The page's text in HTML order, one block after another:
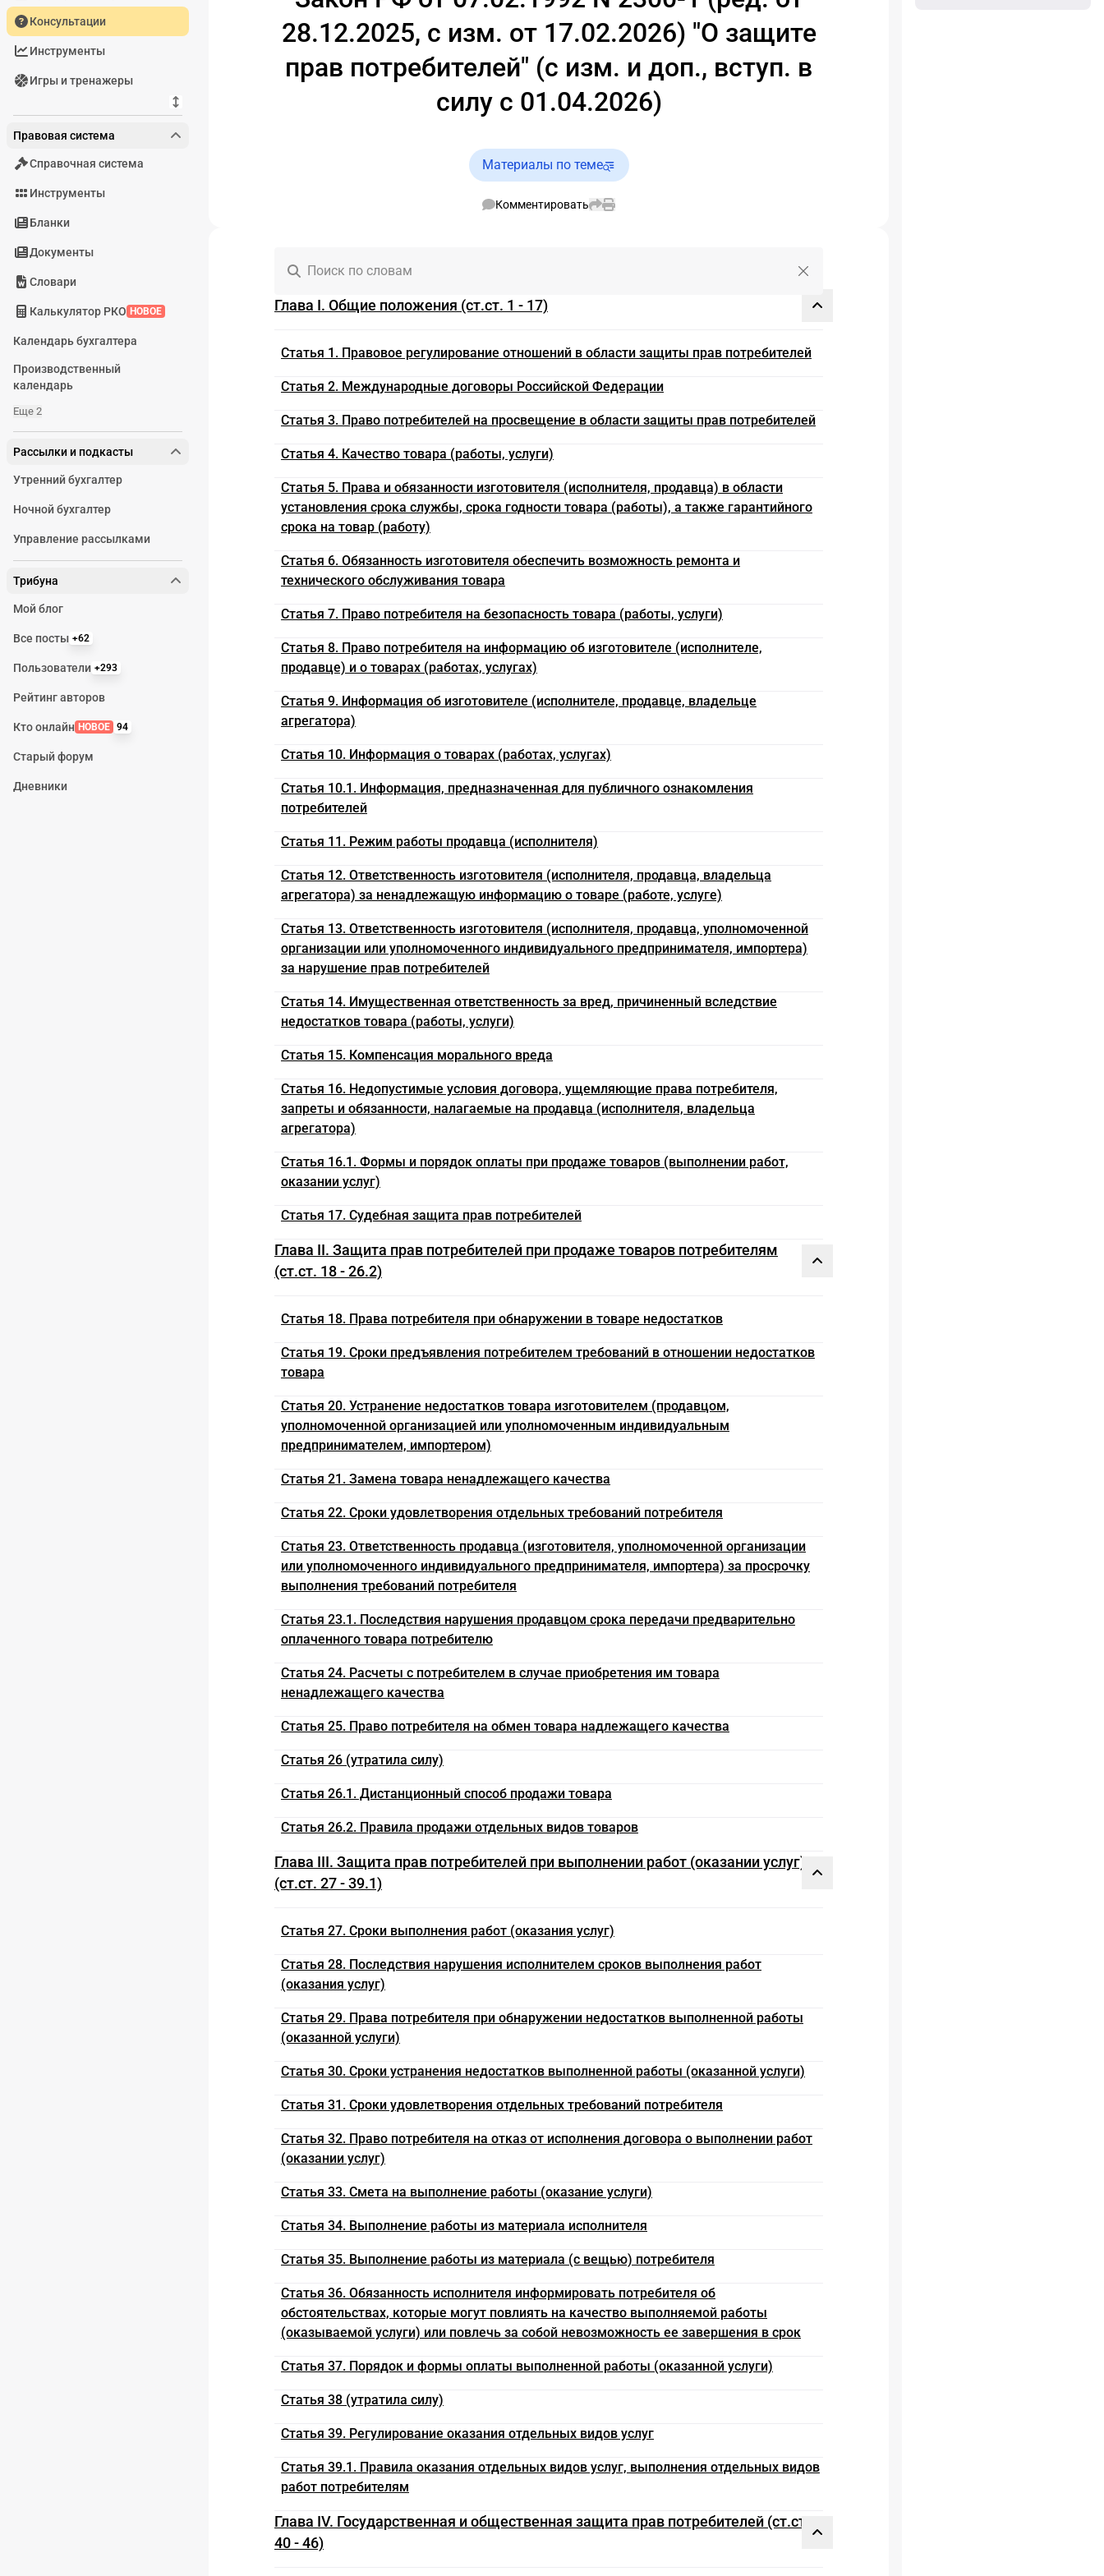
Консультации
Инструменты
Игры и тренажеры
Правовая система
Справочная система
Инструменты
Бланки
Документы
Словари
Калькулятор РКО НОВОЕ
Календарь бухгалтера
Производственный
календарь
Еще 2
Рассылки и подкасты
Утренний бухгалтер
Ночной бухгалтер
Управление рассылками
Трибуна
Мой блог
Все посты +62
Пользователи +293
Рейтинг авторов
Кто онлайн НОВОЕ 94
Старый форум
Дневники
28.12.2025, с изм. от 17.02.2026) "О защите
прав потребителей" (с изм. и доп., вступ. в
силу с 01.04.2026)
Материалы по теме
Комментировать
Поиск по словам
Очистить поле ввода
Глава I. Общие положения (ст.ст. 1 - 17)
Статья 1. Правовое регулирование отношений в области защиты прав потребителей
Статья 2. Международные договоры Российской Федерации
Статья 3. Право потребителей на просвещение в области защиты прав потребителей
Статья 4. Качество товара (работы, услуги)
Статья 5. Права и обязанности изготовителя (исполнителя, продавца) в области
установления срока службы, срока годности товара (работы), а также гарантийного
срока на товар (работу)
Статья 6. Обязанность изготовителя обеспечить возможность ремонта и
технического обслуживания товара
Статья 7. Право потребителя на безопасность товара (работы, услуги)
Статья 8. Право потребителя на информацию об изготовителе (исполнителе,
продавце) и о товарах (работах, услугах)
Статья 9. Информация об изготовителе (исполнителе, продавце, владельце
агрегатора)
Статья 10. Информация о товарах (работах, услугах)
Статья 10.1. Информация, предназначенная для публичного ознакомления
потребителей
Статья 11. Режим работы продавца (исполнителя)
Статья 12. Ответственность изготовителя (исполнителя, продавца, владельца
агрегатора) за ненадлежащую информацию о товаре (работе, услуге)
Статья 13. Ответственность изготовителя (исполнителя, продавца, уполномоченной
организации или уполномоченного индивидуального предпринимателя, импортера)
за нарушение прав потребителей
Статья 14. Имущественная ответственность за вред, причиненный вследствие
недостатков товара (работы, услуги)
Статья 15. Компенсация морального вреда
Статья 16. Недопустимые условия договора, ущемляющие права потребителя,
запреты и обязанности, налагаемые на продавца (исполнителя, владельца
агрегатора)
Статья 16.1. Формы и порядок оплаты при продаже товаров (выполнении работ,
оказании услуг)
Статья 17. Судебная защита прав потребителей
Глава II. Защита прав потребителей при продаже товаров потребителям
(ст.ст. 18 - 26.2)
Статья 18. Права потребителя при обнаружении в товаре недостатков
Статья 19. Сроки предъявления потребителем требований в отношении недостатков
товара
Статья 20. Устранение недостатков товара изготовителем (продавцом,
уполномоченной организацией или уполномоченным индивидуальным
предпринимателем, импортером)
Статья 21. Замена товара ненадлежащего качества
Статья 22. Сроки удовлетворения отдельных требований потребителя
Статья 23. Ответственность продавца (изготовителя, уполномоченной организации
или уполномоченного индивидуального предпринимателя, импортера) за просрочку
выполнения требований потребителя
Статья 23.1. Последствия нарушения продавцом срока передачи предварительно
оплаченного товара потребителю
Статья 24. Расчеты с потребителем в случае приобретения им товара
ненадлежащего качества
Статья 25. Право потребителя на обмен товара надлежащего качества
Статья 26 (утратила силу)
Статья 26.1. Дистанционный способ продажи товара
Статья 26.2. Правила продажи отдельных видов товаров
Глава III. Защита прав потребителей при выполнении работ (оказании услуг)
(ст.ст. 27 - 39.1)
Статья 27. Сроки выполнения работ (оказания услуг)
Статья 28. Последствия нарушения исполнителем сроков выполнения работ
(оказания услуг)
Статья 29. Права потребителя при обнаружении недостатков выполненной работы
(оказанной услуги)
Статья 30. Сроки устранения недостатков выполненной работы (оказанной услуги)
Статья 31. Сроки удовлетворения отдельных требований потребителя
Статья 32. Право потребителя на отказ от исполнения договора о выполнении работ
(оказании услуг)
Статья 33. Смета на выполнение работы (оказание услуги)
Статья 34. Выполнение работы из материала исполнителя
Статья 35. Выполнение работы из материала (с вещью) потребителя
Статья 36. Обязанность исполнителя информировать потребителя об
обстоятельствах, которые могут повлиять на качество выполняемой работы
(оказываемой услуги) или повлечь за собой невозможность ее завершения в срок
Статья 37. Порядок и формы оплаты выполненной работы (оказанной услуги)
Статья 38 (утратила силу)
Статья 39. Регулирование оказания отдельных видов услуг
Статья 39.1. Правила оказания отдельных видов услуг, выполнения отдельных видов
работ потребителям
Глава IV. Государственная и общественная защита прав потребителей (ст.ст.
40 - 46)